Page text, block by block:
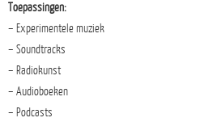
Toepassingen:
– Experimentele muziek
– Soundtracks
– Radiokunst
– Audioboeken
– Podcasts